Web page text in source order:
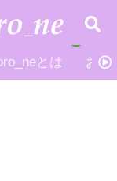
とは お申